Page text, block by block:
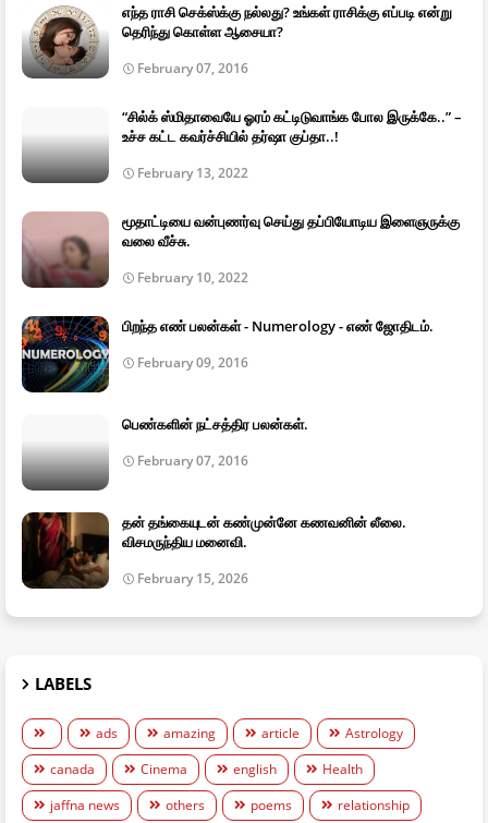
எந்த ராசி செக்ஸ்க்கு நல்லது? உங்கள் ராசிக்கு எப்படி என்று
தெரிந்து கொள்ள ஆசையா?
February 07, 2016
“சில்க் ஸ்மிதாவையே ஓரம் கட்டிடுவாங்க போல இருக்கே..” –
உச்ச கட்ட கவர்ச்சியில் தர்ஷா குப்தா..!
February 13, 2022
மூதாட்டியை வன்புணர்வு செய்து தப்பியோடிய இளைஞருக்கு
வலை வீச்சு.
February 10, 2022
பிறந்த எண் பலன்கள் - Numerology - எண் ஜோதிடம்.
February 09, 2016
பெண்களின் நட்சத்திர பலன்கள்.
February 07, 2016
தன் தங்கையுடன் கண்முன்னே கணவனின் லீலை.
விசமருந்திய மனைவி.
February 15, 2026
LABELS
ads amazing article
Astrology
canada
Cinema english
Health
jaffna news
others poems relationship